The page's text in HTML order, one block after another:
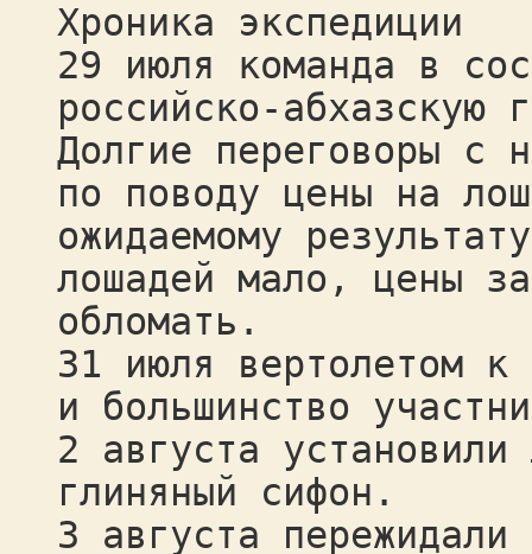
Хроника экспедиции
29 июля команда в
российско-абхазскую
Долгие переговоры с
по поводу цены на
ожидаемому
лошадей мало, цены
обломать.
31 июля вертолетом к
и большинство
2 августа
глиняный сифон.
3 августа